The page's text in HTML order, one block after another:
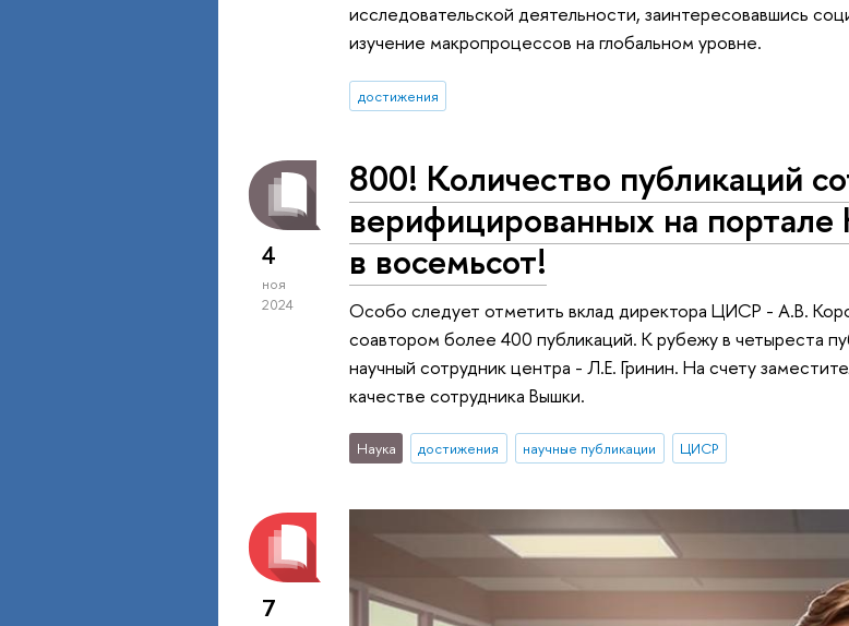
исследовательской деятельности, заинтересовавшись
изучение макропроцессов на глобальном уровне.
достижения
4
ноя
2024
800! Количество публикаций
верифицированных на
в восемьсот!
Особо следует отметить вклад директора ЦИСР - А.В.
соавтором более 400 публикаций. К рубежу в четыреста
научный сотрудник центра - Л.Е. Гринин. На счету
качестве сотрудника Вышки.
Наука достижения научные публикации ЦИСР
7